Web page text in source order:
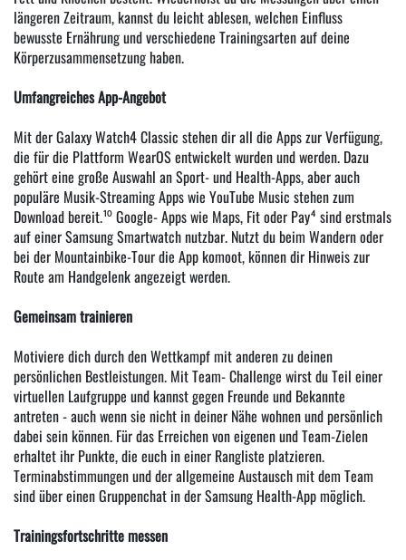
längeren Zeitraum, kannst du leicht ablesen, welchen Einfluss
bewusste Ernährung und verschiedene Trainingsarten auf deine
Körperzusammensetzung haben.
Umfangreiches App-Angebot
Mit der Galaxy Watch4 Classic stehen dir all die Apps zur Verfügung,
die für die Plattform WearOS entwickelt wurden und werden. Dazu
gehört eine große Auswahl an Sport- und Health-Apps, aber auch
populäre Musik-Streaming Apps wie YouTube Music stehen zum
Download bereit.¹⁰ Google- Apps wie Maps, Fit oder Pay⁴ sind erstmals
auf einer Samsung Smartwatch nutzbar. Nutzt du beim Wandern oder
bei der Mountainbike-Tour die App komoot, können dir Hinweis zur
Route am Handgelenk angezeigt werden.
Gemeinsam trainieren
Motiviere dich durch den Wettkampf mit anderen zu deinen
persönlichen Bestleistungen. Mit Team- Challenge wirst du Teil einer
virtuellen Laufgruppe und kannst gegen Freunde und Bekannte
antreten - auch wenn sie nicht in deiner Nähe wohnen und persönlich
dabei sein können. Für das Erreichen von eigenen und Team-Zielen
erhaltet ihr Punkte, die euch in einer Rangliste platzieren.
Terminabstimmungen und der allgemeine Austausch mit dem Team
sind über einen Gruppenchat in der Samsung Health-App möglich.
Trainingsfortschritte messen